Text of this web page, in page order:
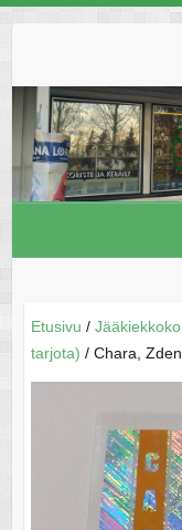
Etusivu /
tarjota) / Chara,